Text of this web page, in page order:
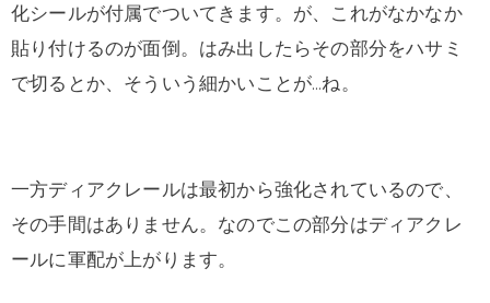
化シールが付属でついてきます。が、これがなかなか
貼り付けるのが面倒。はみ出したらその部分をハサミ
で切るとか、そういう細かいことが…ね。
一方ディアクレールは最初から強化されているので、
その手間はありません。なのでこの部分はディアクレ
ールに軍配が上がります。